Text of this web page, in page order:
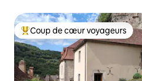
Coups de cœur voyageurs les
Coup de cœur voyageurs